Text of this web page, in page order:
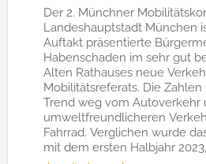
Der 2. Münchner
Landeshauptstadt München
Auftakt präsentierte
Habenschaden im sehr gut
Alten Rathauses neue
Mobilitätsreferats. Die
Trend weg vom Autoverkehr
umweltfreundlicheren
Fahrrad. Verglichen wurde
mit dem ersten Halbjahr